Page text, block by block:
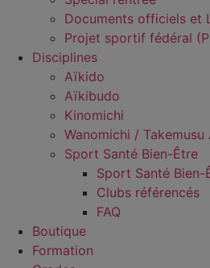
Documents officiels et
Projet sportif fédéral
Disciplines
Aïkido
Aïkibudo
Kinomichi
Wanomichi / Takemusu
Sport Santé Bien-Être
Sport Santé Bien-
Clubs référencés
FAQ
Boutique
Formation